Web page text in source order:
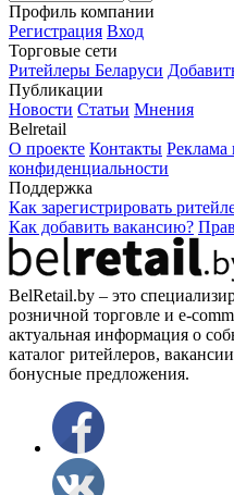
Профиль компании
Регистрация Вход
Торговые сети
Ритейлеры Беларуси
Публикации
Новости Статьи Мнения
Belretail
О проекте Контакты Реклама
конфиденциальности
Поддержка
Как зарегистрировать
Как добавить вакансию?
BelRetail.by – это
розничной торговле и e-
актуальная информация о
каталог ритейлеров,
бонусные предложения.